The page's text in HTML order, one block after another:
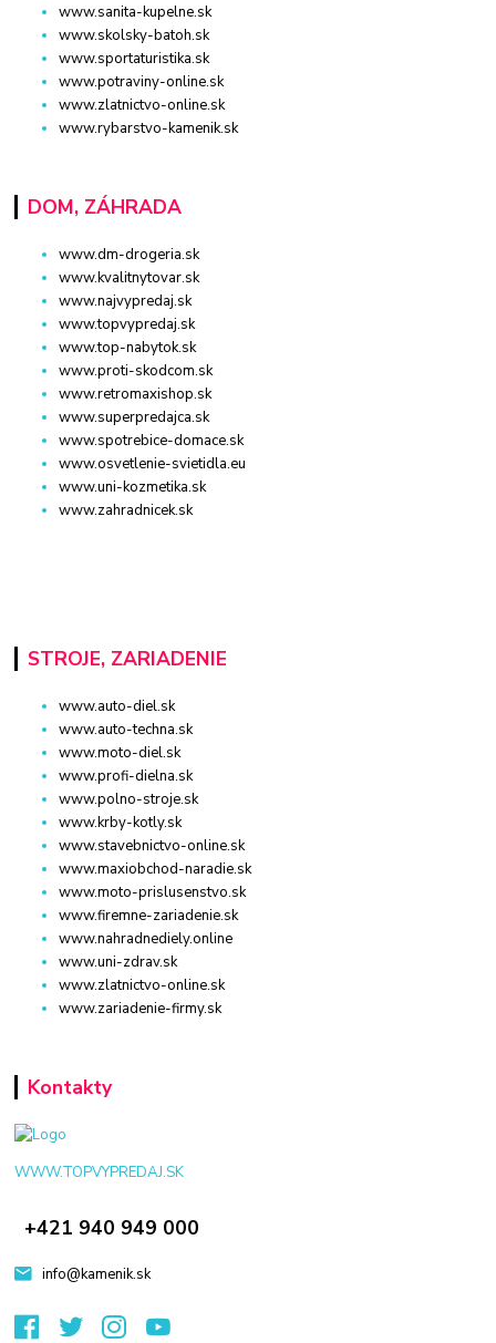
www.sanita-kupelne.sk
www.skolsky-batoh.sk
www.sportaturistika.sk
www.potraviny-online.sk
www.zlatnictvo-online.sk
www.rybarstvo-kamenik.sk
DOM, ZÁHRADA
www.dm-drogeria.sk
www.kvalitnytovar.sk
www.najvypredaj.sk
www.topvypredaj.sk
www.top-nabytok.sk
www.proti-skodcom.sk
www.retromaxishop.sk
www.superpredajca.sk
www.spotrebice-domace.sk
www.osvetlenie-svietidla.eu
www.uni-kozmetika.sk
www.zahradnicek.sk
STROJE, ZARIADENIE
www.auto-diel.sk
www.auto-techna.sk
www.moto-diel.sk
www.profi-dielna.sk
www.polno-stroje.sk
www.krby-kotly.sk
www.stavebnictvo-online.sk
www.maxiobchod-naradie.sk
www.moto-prislusenstvo.sk
www.firemne-zariadenie.sk
www.nahradnediely.online
www.uni-zdrav.sk
www.zlatnictvo-online.sk
www.zariadenie-firmy.sk
Kontakty
WWW.TOPVYPREDAJ.SK
+421 940 949 000
info@kamenik.sk